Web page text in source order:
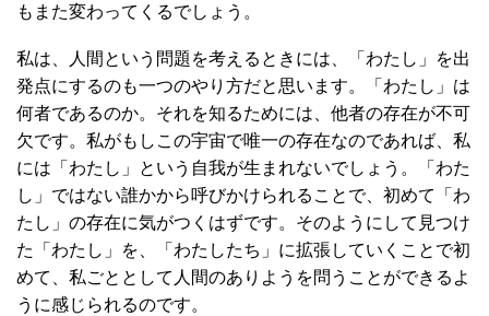
もまた変わってくるでしょう。
私は、人間という問題を考えるときには、「わたし」を出
発点にするのも一つのやり方だと思います。「わたし」は
何者であるのか。それを知るためには、他者の存在が不可
欠です。私がもしこの宇宙で唯一の存在なのであれば、私
には「わたし」という自我が生まれないでしょう。「わた
し」ではない誰かから呼びかけられることで、初めて「わ
たし」の存在に気がつくはずです。そのようにして見つけ
た「わたし」を、「わたしたち」に拡張していくことで初
めて、私ごととして人間のありようを問うことができるよ
うに感じられるのです。